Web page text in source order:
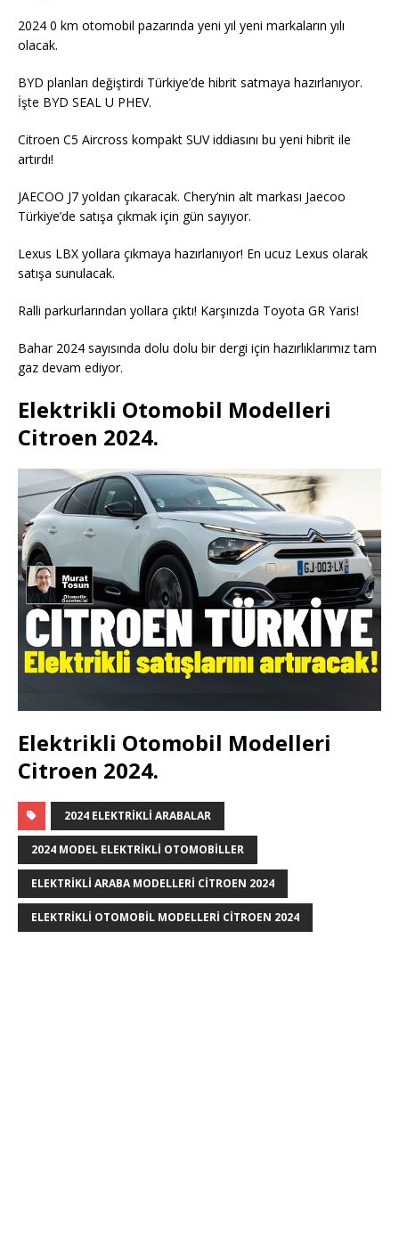
2024 0 km otomobil pazarında yeni yıl yeni markaların yılı
olacak.
BYD planları değiştirdi Türkiye’de hibrit satmaya hazırlanıyor.
İşte BYD SEAL U PHEV.
Citroen C5 Aircross kompakt SUV iddiasını bu yeni hibrit ile
artırdı!
JAECOO J7 yoldan çıkaracak. Chery’nin alt markası Jaecoo
Türkiye’de satışa çıkmak için gün sayıyor.
Lexus LBX yollara çıkmaya hazırlanıyor! En ucuz Lexus olarak
satışa sunulacak.
Ralli parkurlarından yollara çıktı! Karşınızda Toyota GR Yaris!
Bahar 2024 sayısında dolu dolu bir dergi için hazırlıklarımız tam
gaz devam ediyor.
Elektrikli Otomobil Modelleri
Citroen 2024.
Elektrikli Otomobil Modelleri
Citroen 2024.
2024 ELEKTRIKLI ARABALAR
2024 MODEL ELEKTRIKLI OTOMOBILLER
ELEKTRIKLI ARABA MODELLERI CITROEN 2024
ELEKTRIKLI OTOMOBIL MODELLERI CITROEN 2024